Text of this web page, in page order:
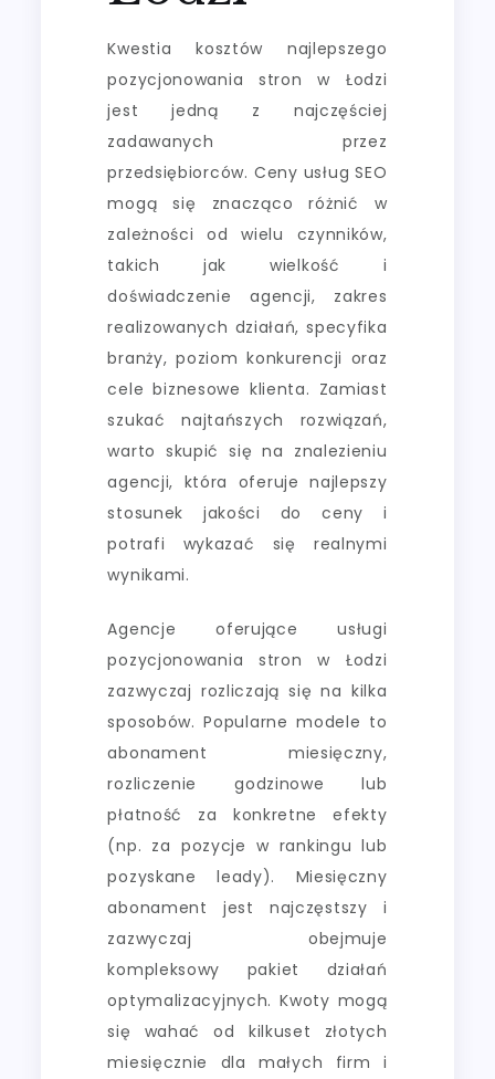
Kwestia kosztów najlepszego
pozycjonowania stron w Łodzi
jest jedną z najczęściej
zadawanych przez
przedsiębiorców. Ceny usług SEO
mogą się znacząco różnić w
zależności od wielu czynników,
takich jak wielkość i
doświadczenie agencji, zakres
realizowanych działań, specyfika
branży, poziom konkurencji oraz
cele biznesowe klienta. Zamiast
szukać najtańszych rozwiązań,
warto skupić się na znalezieniu
agencji, która oferuje najlepszy
stosunek jakości do ceny i
potrafi wykazać się realnymi
wynikami.
Agencje oferujące usługi
pozycjonowania stron w Łodzi
zazwyczaj rozliczają się na kilka
sposobów. Popularne modele to
abonament miesięczny,
rozliczenie godzinowe lub
płatność za konkretne efekty
(np. za pozycje w rankingu lub
pozyskane leady). Miesięczny
abonament jest najczęstszy i
zazwyczaj obejmuje
kompleksowy pakiet działań
optymalizacyjnych. Kwoty mogą
się wahać od kilkuset złotych
miesięcznie dla małych firm i